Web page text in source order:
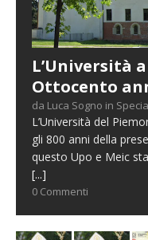
L’Università
Ottocento
da Luca Sogno in
L’Università del
gli 800 anni della
questo Upo e Meic
[...]
0 Commenti